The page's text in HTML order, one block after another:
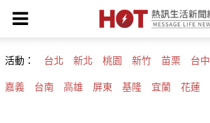
活動： 台北 新北 桃園 新竹 苗栗 台中
嘉義 台南 高雄 屏東 基隆 宜蘭 花蓮